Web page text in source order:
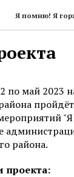
Я помню! Я
по май 2023
района.
проекта: